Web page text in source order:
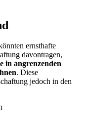
ernsthafte
davontragen,
in angrenzenden
. Diese
jedoch in den